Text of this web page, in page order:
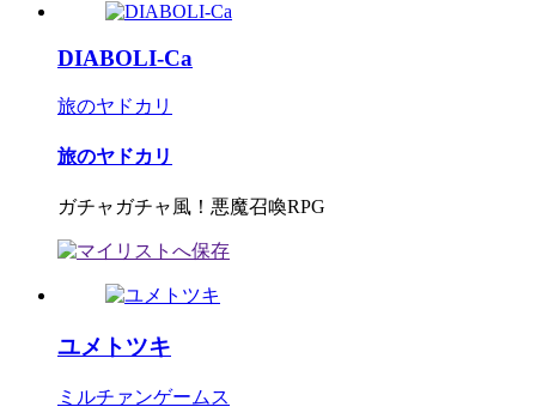
DIABOLI-Ca
旅のヤドカリ
旅のヤドカリ
ガチャガチャ風！悪魔召喚RPG
ユメトツキ
ミルチァンゲームス